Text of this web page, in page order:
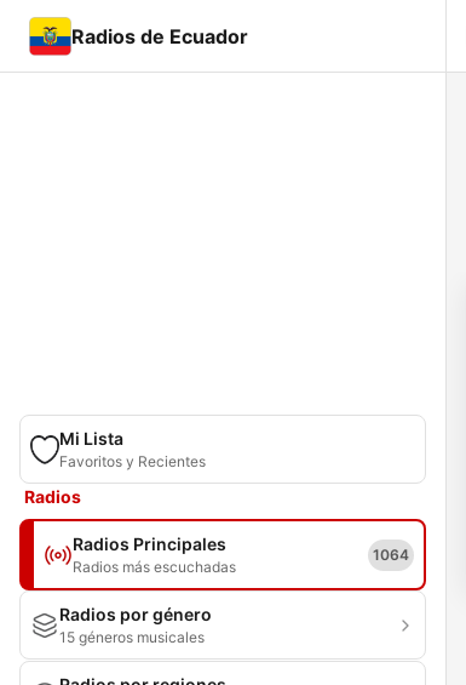
Radios de Ecuador
Mi Lista
Favoritos y Recientes
Radios
Radios Principales
Radios más escuchadas
1064
Radios por género
15 géneros musicales